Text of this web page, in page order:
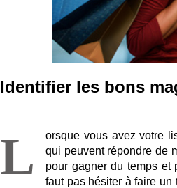
Identifier les bons
L
orsque vous avez votre
qui peuvent répondre de
pour gagner du temps et
faut pas hésiter à faire